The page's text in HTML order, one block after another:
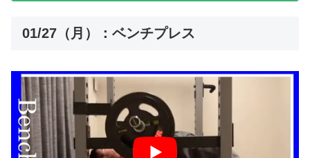
01/27（月）：ベンチプレス